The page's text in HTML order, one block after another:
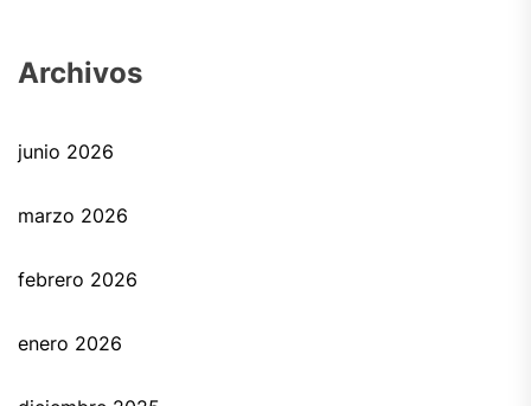
Archivos
junio 2026
marzo 2026
febrero 2026
enero 2026